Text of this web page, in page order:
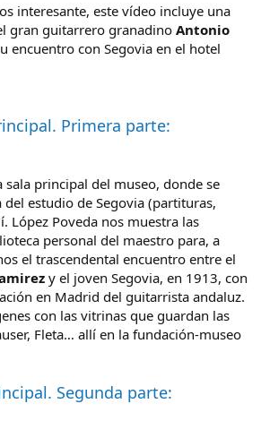
interesante, este vídeo incluye una
gran guitarrero granadino Antonio
encuentro con Segovia en el hotel
Primera parte:
sala principal del museo, donde se
estudio de Segovia (partituras,
López Poveda nos muestra las
personal del maestro para, a
el trascendental encuentro entre el
y el joven Segovia, en 1913, con
en Madrid del guitarrista andaluz.
con las vitrinas que guardan las
Fleta… allí en la fundación-museo
Segunda parte: